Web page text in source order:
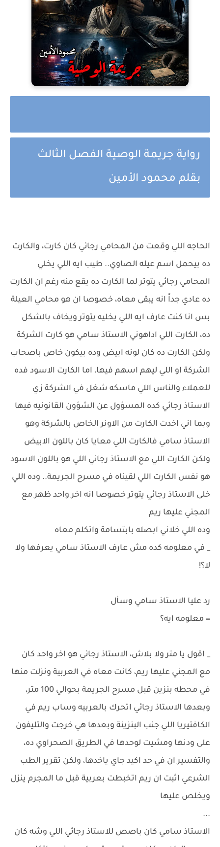
رواية جريمة الوصية الفصل الثالث
بقلم محمود الأمين
الحاجه اللي وقعت من المحامي رجائي كان كارت، والكارت
ده بيحمل اسم عيله الصاوي.. طيب ايه اللي يخلي
المحامي رجائي يتوتر لما الكارت ده يقع منه رغم ان الكارت
ده عادي جداً انه يبقى معاه، خصوصا ان هو محامي العيلة
بس انا كنت عارف ايه اللي يخليه يتوتر ويخاف بالشكل
ده، الكارت اللي اداهوني الاستاذ سامي هو كارت الشركة
ولكن الكارت ده كان لونه ابيض وده بيكون خاص باصحاب
الشركة او اللي ليهم اسهم فيها، اما الكارت الاسود فده
للعملاء والناس اللي ماسكه شغل في الشركة زي
الاستاذ رجائي كده المسؤول عن الشؤون القانونيه فيها
وبما اني اخدت الكارت من الاونر الخاص بالشركة وهو
الاستاذ سامي فالكارت اللي معايا كان باللون الابيض
ولكن الكارت اللي مع الاستاذ رجائي اللي هو باللون الاسود
هو نفس الكارت اللي لقيناه في مسرح الجريمة.. وده اللي
خلى الاستاذ رجائي يتوتر خصوصا انه اخر واحد ظهر مع
المجني عليها ريم
وده اللي خلاني ابصله بابتسامة واتكلم معاه
_ في معلومه كده مش عارف الاستاذ سامي يعرفها ولا
لا؟!
رد عليا الاستاذ سامي وسأل
= معلومه ايه؟
_ اقول يا متر ولا بلاش، الاستاذ رجائي هو اخر واحد كان
مع المجني عليها ريم، كانت معاه في العربية ونزلت منها
في محطه بنزين قبل مسرح الجريمة بحوالي 100 متر،
وبعدها الاستاذ رجائي اتحرك بالعربيه وساب ريم في
الكافتيريا اللي جنب البنزينة وبعدها هي خرجت والتليفون
على ودنها ومشيت لوحدها في الطريق الصحراوي ده،
والتفسير ان في حد اكيد جاي ياخدها، ولكن تقرير الطب
الشرعي اثبت ان ريم اتخبطت بعربية قبل ما المجرم ينزل
ويخلص عليها
...
الاستاذ سامي كان باصص للاستاذ رجائي اللي وشه كان